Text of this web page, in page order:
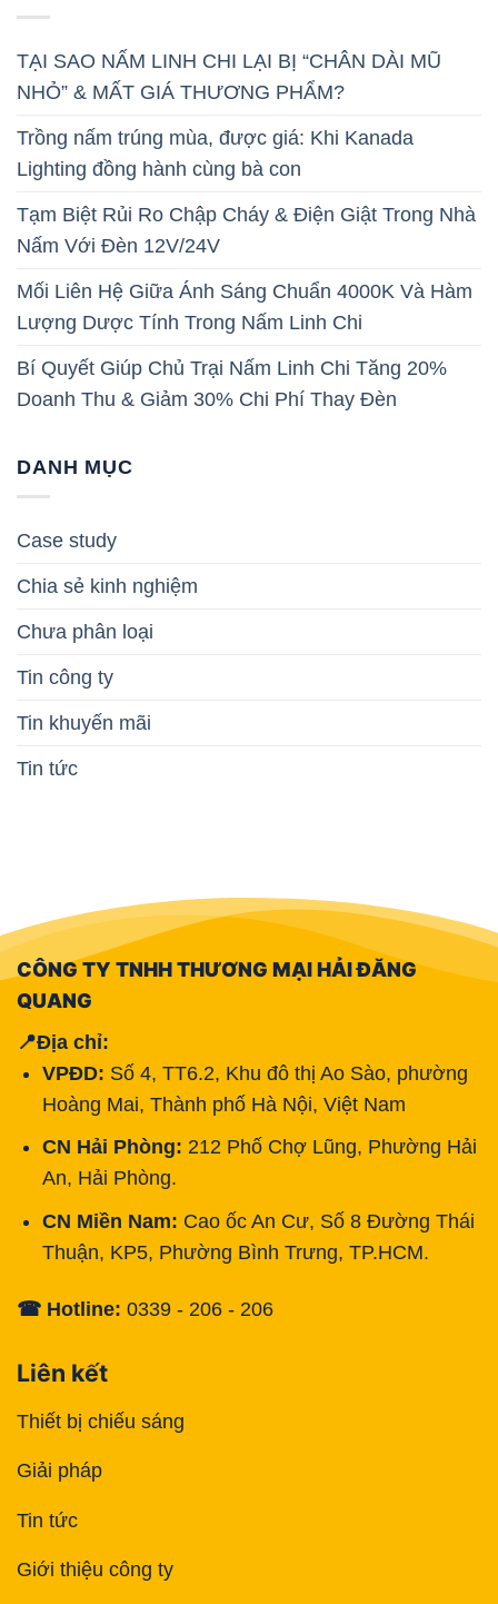
TẠI SAO NẤM LINH CHI LẠI BỊ “CHÂN DÀI MŨ
NHỎ” & MẤT GIÁ THƯƠNG PHẨM?
Trồng nấm trúng mùa, được giá: Khi Kanada
Lighting đồng hành cùng bà con
Tạm Biệt Rủi Ro Chập Cháy & Điện Giật Trong Nhà
Nấm Với Đèn 12V/24V
Mối Liên Hệ Giữa Ánh Sáng Chuẩn 4000K Và Hàm
Lượng Dược Tính Trong Nấm Linh Chi
Bí Quyết Giúp Chủ Trại Nấm Linh Chi Tăng 20%
Doanh Thu & Giảm 30% Chi Phí Thay Đèn
DANH MỤC
Case study
Chia sẻ kinh nghiệm
Chưa phân loại
Tin công ty
Tin khuyến mãi
Tin tức
CÔNG TY TNHH THƯƠNG MẠI HẢI ĐĂNG
QUANG
📍Địa chỉ:
VPĐD: Số 4, TT6.2, Khu đô thị Ao Sào, phường
Hoàng Mai, Thành phố Hà Nội, Việt Nam
CN Hải Phòng: 212 Phố Chợ Lũng, Phường Hải
An, Hải Phòng.
CN Miền Nam: Cao ốc An Cư, Số 8 Đường Thái
Thuận, KP5, Phường Bình Trưng, TP.HCM.
☎ Hotline: 0339 - 206 - 206
Liên kết
Thiết bị chiếu sáng
Giải pháp
Tin tức
Giới thiệu công ty